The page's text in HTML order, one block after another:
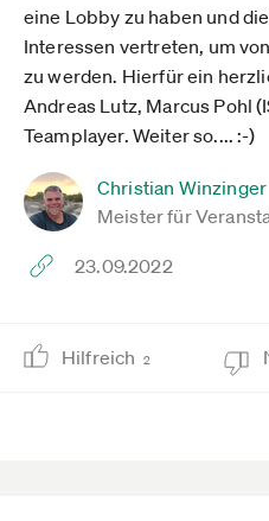
eine Lobby zu haben und
Interessen vertreten, um
zu werden. Hierfür ein
Andreas Lutz, Marcus Pohl
Teamplayer. Weiter so.... :-)
Christian Winzinger
Meister für
23.09.2022
Hilfreich 2